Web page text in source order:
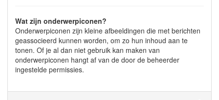
Wat zijn onderwerpiconen?
Onderwerpiconen zijn kleine afbeeldingen die met berichten
geassocieerd kunnen worden, om zo hun inhoud aan te
tonen. Of je al dan niet gebruik kan maken van
onderwerpiconen hangt af van de door de beheerder
ingestelde permissies.